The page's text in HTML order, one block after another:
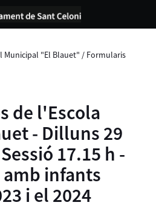
Municipal "El Blauet" / Formularis
de l'Escola
- Dilluns 29
17.15 h -
amb infants
i el 2024